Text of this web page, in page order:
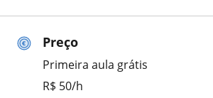
Preço
Primeira aula grátis
R$ 50/h